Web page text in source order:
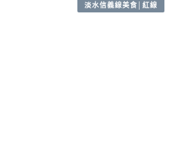
淡水信義線美食│紅線